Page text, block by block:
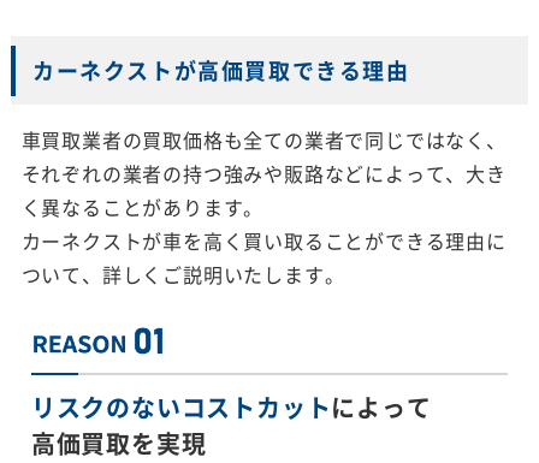
カーネクストが高価買取できる理由
車買取業者の買取価格も全ての業者で同じではなく、
それぞれの業者の持つ強みや販路などによって、大き
く異なることがあります。
カーネクストが車を高く買い取ることができる理由に
ついて、詳しくご説明いたします。
リスクのないコストカットによって
高価買取を実現